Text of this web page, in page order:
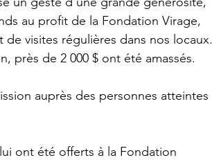
au profit de la Fondation Virage,
visites régulières dans nos locaux.
près de 2 000 $ ont été amassés.
auprès des personnes atteintes
ont été offerts à la Fondation